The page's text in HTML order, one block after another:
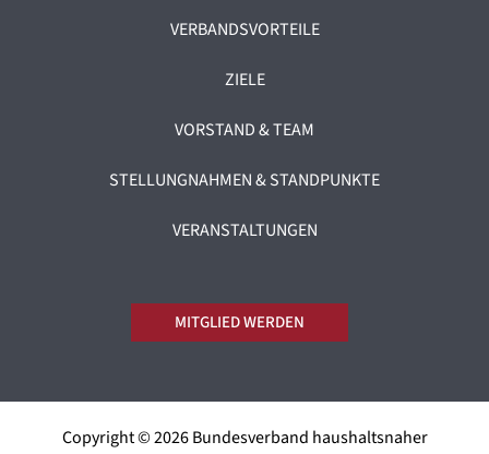
VERBANDSVORTEILE
ZIELE
VORSTAND & TEAM
STELLUNGNAHMEN & STANDPUNKTE
VERANSTALTUNGEN
MITGLIED WERDEN
Copyright © 2026 Bundesverband haushaltsnaher